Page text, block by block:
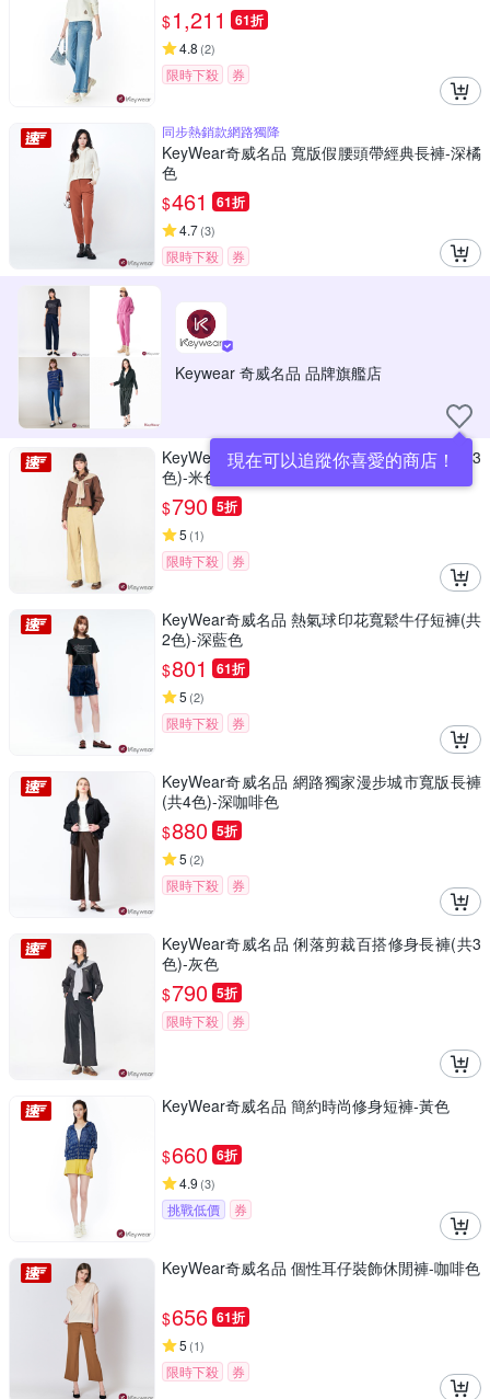
$1,211 61折
4.8 (2)
限時下殺 券
同步熱銷款網路獨降
KeyWear奇威名品 寬版假腰頭帶經典長褲-深橘
色
$461 61折
4.7(3)
限時下殺 券
Keywear 奇威名品 品牌旗艦店
現在可以追蹤你喜愛的商店！
KeyWear奇威名品 俐落剪裁百搭修身長褲(共3
色)-米色
$790 5折
5 (1)
限時下殺 券
KeyWear奇威名品 熱氣球印花寬鬆牛仔短褲(共
2色)-深藍色
$801 61折
5 (2)
限時下殺 券
KeyWear奇威名品 網路獨家漫步城市寬版長褲
(共4色)-深咖啡色
$880 5折
5 (2)
限時下殺 券
KeyWear奇威名品 俐落剪裁百搭修身長褲(共3
色)-灰色
$790 5折
限時下殺 券
KeyWear奇威名品 簡約時尚修身短褲-黃色
$660 6折
4.9 (3)
挑戰低價 券
KeyWear奇威名品 個性耳仔裝飾休閒褲-咖啡色
$656 61折
5 (1)
限時下殺 券